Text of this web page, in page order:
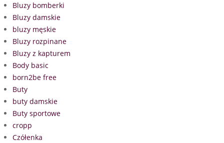
Bluzy bomberki
Bluzy damskie
bluzy męskie
Bluzy rozpinane
Bluzy z kapturem
Body basic
born2be free
Buty
buty damskie
Buty sportowe
cropp
Czółenka